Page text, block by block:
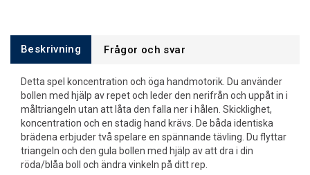
Beskrivning Frågor och svar
Detta spel koncentration och öga handmotorik. Du använder
bollen med hjälp av repet och leder den nerifrån och uppåt in i
måltriangeln utan att låta den falla ner i hålen. Skicklighet,
koncentration och en stadig hand krävs. De båda identiska
brädena erbjuder två spelare en spännande tävling. Du flyttar
triangeln och den gula bollen med hjälp av att dra i din
röda/blåa boll och ändra vinkeln på ditt rep.